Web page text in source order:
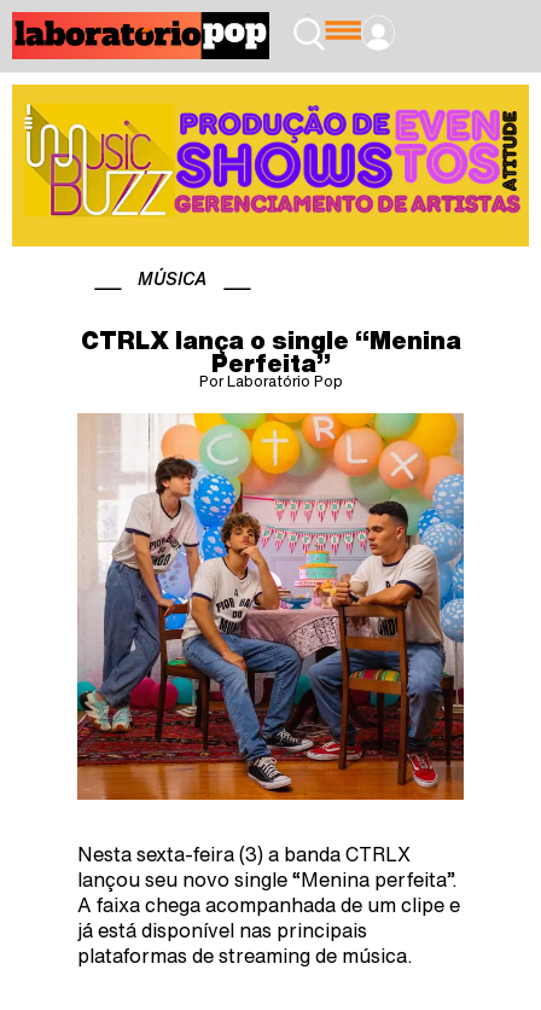
MÚSICA
CTRLX lança o single “Menina
Perfeita”
Por Laboratório Pop
Nesta sexta-feira (3) a banda CTRLX
lançou seu novo single “Menina perfeita”.
A faixa chega acompanhada de um clipe e
já está disponível nas principais
plataformas de streaming de música.